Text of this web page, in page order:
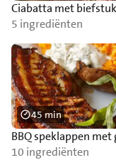
Ciabatta met
5 ingrediënten
BBQ speklappen
10 ingrediënten
45 min